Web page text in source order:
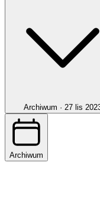
Archiwum · 27 lis
Archiwum